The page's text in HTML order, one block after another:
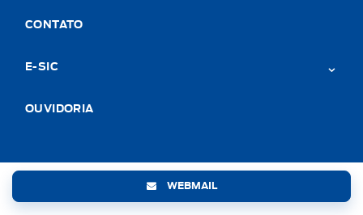
CONTATO
E-SIC
OUVIDORIA
WEBMAIL